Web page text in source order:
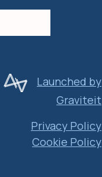
Launched by
Graviteit
Privacy Policy
Cookie Policy